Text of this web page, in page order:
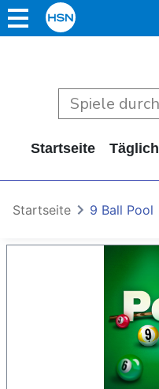
Startseite Täglich
Startseite 9 Ball Pool